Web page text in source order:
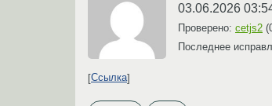
03.06.2026
Проверено: cetjs2 (
Последнее
Ссылка